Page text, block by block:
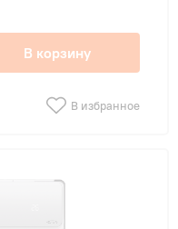
В корзину
В избранное